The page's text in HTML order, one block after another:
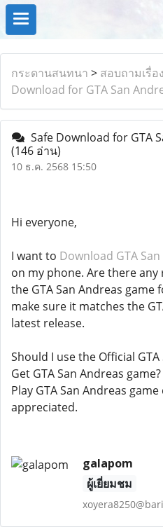
กระดานสนทนา > สอบถามเรื่
Download for GTA San
Safe Download for GTA
(146 อ่าน)
10 ธ.ค. 2568 15:50
Hi everyone,
I want to Download GTA
on my phone. Are there
the GTA San Andreas game
make sure it matches the
latest release.
Should I use the Official
Get GTA San Andreas
Play GTA San Andreas
appreciated.
galapom
ผู้เยี่ยมชม